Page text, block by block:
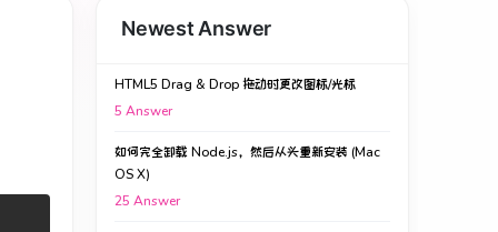
Newest Answer
HTML5 Drag & Drop 拖动时更改图标/光标
5 Answer
如何完全卸载 Node.js，然后从头重新安装 (Mac
OS X)
25 Answer